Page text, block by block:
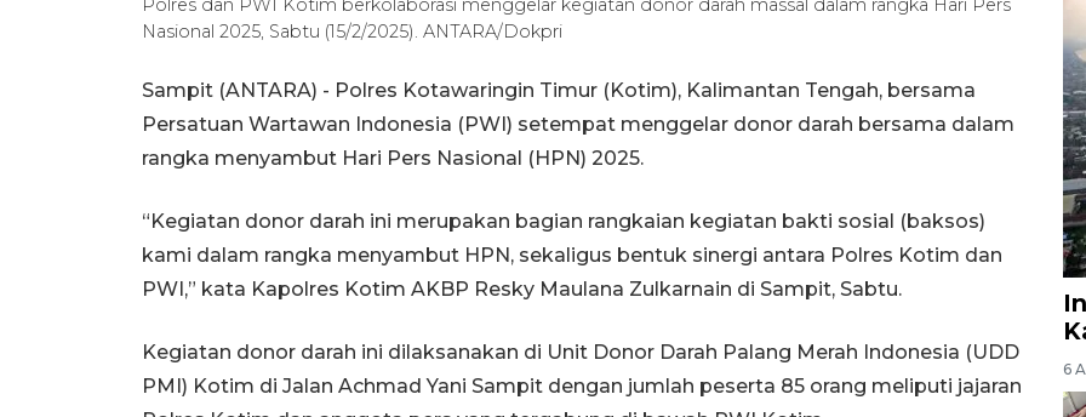
Polres dan PWI Kotim berkolaborasi menggelar kegiatan donor darah massal dalam rangka Hari Pers
Nasional 2025, Sabtu (15/2/2025). ANTARA/Dokpri
Sampit (ANTARA) - Polres Kotawaringin Timur (Kotim), Kalimantan Tengah, bersama
Persatuan Wartawan Indonesia (PWI) setempat menggelar donor darah bersama dalam
rangka menyambut Hari Pers Nasional (HPN) 2025.
“Kegiatan donor darah ini merupakan bagian rangkaian kegiatan bakti sosial (baksos)
kami dalam rangka menyambut HPN, sekaligus bentuk sinergi antara Polres Kotim dan
PWI,” kata Kapolres Kotim AKBP Resky Maulana Zulkarnain di Sampit, Sabtu.
Kegiatan donor darah ini dilaksanakan di Unit Donor Darah Palang Merah Indonesia (UDD
PMI) Kotim di Jalan Achmad Yani Sampit dengan jumlah peserta 85 orang meliputi jajaran
6